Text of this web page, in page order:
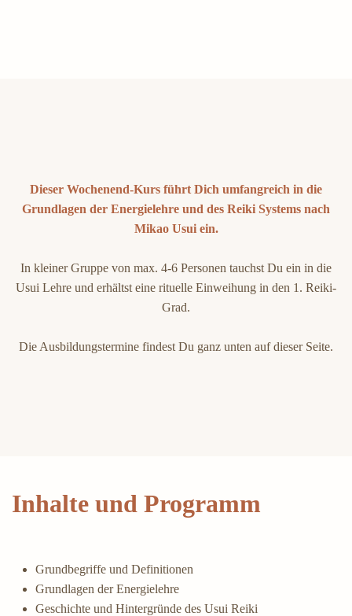
Dieser Wochenend-Kurs führt Dich umfangreich in die
Grundlagen der Energielehre und des Reiki Systems nach
Mikao Usui ein.
In kleiner Gruppe von max. 4-6 Personen tauchst Du ein in die
Usui Lehre und erhältst eine rituelle Einweihung in den 1. Reiki-
Grad.
Die Ausbildungstermine findest Du ganz unten auf dieser Seite.
Inhalte und Programm
Grundbegriffe und Definitionen
Grundlagen der Energielehre
Geschichte und Hintergründe des Usui Reiki